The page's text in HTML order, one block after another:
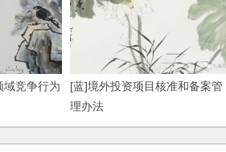
域竞争行为
[蓝]境外投资项目核准和备案管
理办法